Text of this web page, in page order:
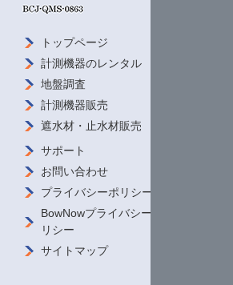
トップページ
計測機器のレンタル
地盤調査
計測機器販売
遮水材・ 止水材販売
サポート
お問い合わせ
プライバシーポリシー
BowNowプライバシーポ
リシー
サイトマップ